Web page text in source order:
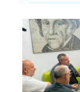
realiza
debate
sobre
geopolítica
mundial
actual